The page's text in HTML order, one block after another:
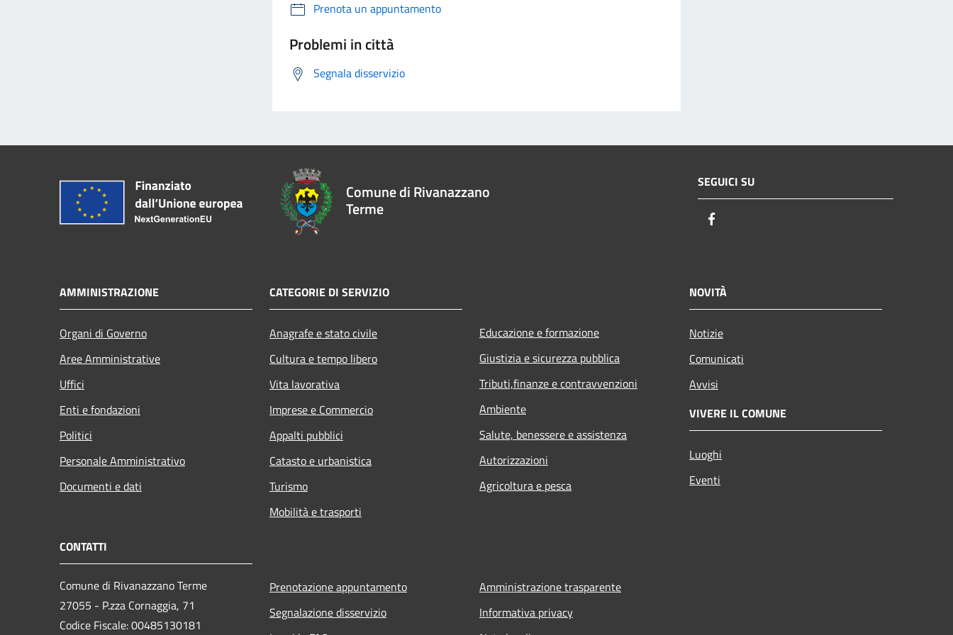
Prenota un appuntamento
Problemi in città
Segnala disservizio
Comune di Rivanazzano
Terme
SEGUICI SU
AMMINISTRAZIONE
Organi di Governo
Aree Amministrative
Uffici
Enti e fondazioni
Politici
Personale Amministrativo
Documenti e dati
CATEGORIE DI SERVIZIO
Anagrafe e stato civile
Cultura e tempo libero
Vita lavorativa
Imprese e Commercio
Appalti pubblici
Catasto e urbanistica
Turismo
Mobilità e trasporti
Educazione e formazione
Giustizia e sicurezza pubblica
Tributi,finanze e contravvenzioni
Ambiente
Salute, benessere e assistenza
Autorizzazioni
Agricoltura e pesca
NOVITÀ
Notizie
Comunicati
Avvisi
VIVERE IL COMUNE
Luoghi
Eventi
CONTATTI
Comune di Rivanazzano Terme
27055 - P.zza Cornaggia, 71
Codice Fiscale: 00485130181
Prenotazione appuntamento
Segnalazione disservizio
Amministrazione trasparente
Informativa privacy